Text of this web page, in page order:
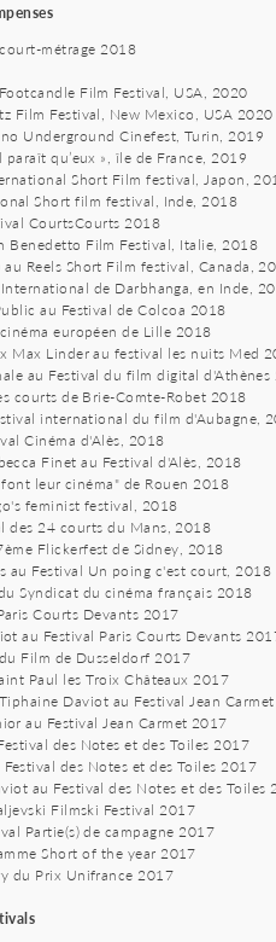
métrage 2018
Film Festival, USA, 2020
Film Festival, New Mexico, USA 2020
Underground Cinefest, Turin, 2019
qu’eux », île de France, 2019
Short Film festival, Japon,
Short film festival, Inde, 2018
CourtsCourts 2018
Benedetto Film Festival, Italie, 2018
Reels Short Film festival, Canada,
de Darbhanga, en Inde,
au Festival de Colcoa 2018
européen de Lille 2018
Max Linder au festival les nuits Med
au Festival du film digital d'Athènes
courts de Brie-Comte-Robet 2018
international du film d'Aubagne,
Cinéma d'Alès, 2018
Finet au Festival d'Alès, 2018
leur cinéma" de Rouen 2018
feminist festival, 2018
des 24 courts du Mans, 2018
Flickerfest de Sidney, 2018
au Festival Un poing c'est court, 2018
Syndicat du cinéma français 2018
Courts Devants 2017
au Festival Paris Courts Devants
Film de Dusseldorf 2017
Paul les Troix Châteaux 2017
Daviot au Festival Jean
au Festival Jean Carmet 2017
des Notes et des Toiles 2017
des Notes et des Toiles 2017
au Festival des Notes et des Toiles
Filmski Festival 2017
Partie(s) de campagne 2017
Short of the year 2017
du Prix Unifrance 2017